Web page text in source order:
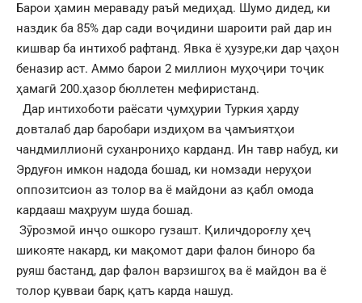
Барои ҳамин мераваду раъй медиҳад. Шумо дидед, ки
наздик ба 85% дар сади воҷидини шароити рай дар ин
кишвар ба интихоб рафтанд. Явка ё ҳузуре,ки дар ҷаҳон
беназир аст. Аммо барои 2 миллион муҳоҷири тоҷик
ҳамагӣ 200.ҳазор бюллетен мефиристанд.
Дар интихоботи раёсати ҷумҳурии Туркия ҳарду
довталаб дар баробари издиҳом ва ҷамъиятҳои
чандмиллионӣ суханрониҳо карданд. Ин тавр набуд, ки
Эрдуғон имкон надода бошад, ки номзади неруҳои
оппозитсион аз толор ва ё майдони аз қабл омода
кардааш маҳруум шуда бошад.
Зӯрозмоӣ инҷо ошкоро гузашт. Қиличдороғлу ҳеҷ
шикояте накард, ки мақомот дари фалон биноро ба
руяш бастанд, дар фалон варзишгоҳ ва ё майдон ва ё
толор қувваи барқ қатъ карда нашуд.